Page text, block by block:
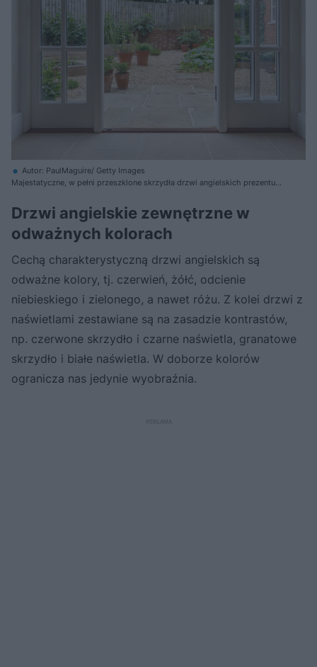
Autor: PaulMaguire/ Getty Images
Majestatyczne, w pełni przeszklone skrzydła drzwi angielskich prezentują
przestrzeń
Drzwi angielskie zewnętrzne w
odważnych kolorach
Cechą charakterystyczną drzwi angielskich są
odważne kolory, tj. czerwień, żółć, odcienie
niebieskiego i zielonego, a nawet różu. Z kolei drzwi z
naświetlami zestawiane są na zasadzie kontrastów,
np. czerwone skrzydło i czarne naświetla, granatowe
skrzydło i białe naświetla. W doborze kolorów
ogranicza nas jedynie wyobraźnia.